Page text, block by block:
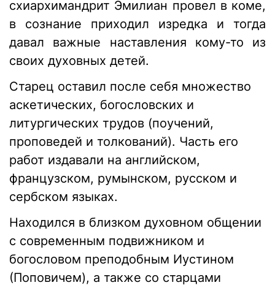
схиархимандрит Эмилиан провел в коме,
в сознание приходил изредка и тогда
давал важные наставления кому-то из
своих духовных детей.
Старец оставил после себя множество
аскетических, богословских и
литургических трудов (поучений,
проповедей и толкований). Часть его
работ издавали на английском,
французском, румынском, русском и
сербском языках.
Находился в близком духовном общении
с современным подвижником и
богословом преподобным Иустином
(Поповичем), а также со старцами